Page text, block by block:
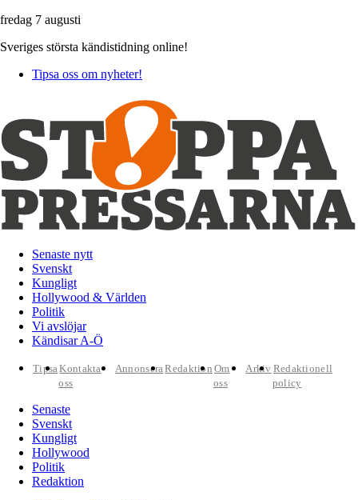
fredag 7 augusti
Sveriges största kändistidning online!
Tipsa oss om nyheter!
Senaste nytt
Svenskt
Kungligt
Hollywood & Världen
Politik
Vi avslöjar
Kändisar A-Ö
TipsaKontakta
oss
AnnonseraRedaktion Om
oss
Arkiv Redaktionell
policy
Senaste
Svenskt
Kungligt
Hollywood
Politik
Redaktion